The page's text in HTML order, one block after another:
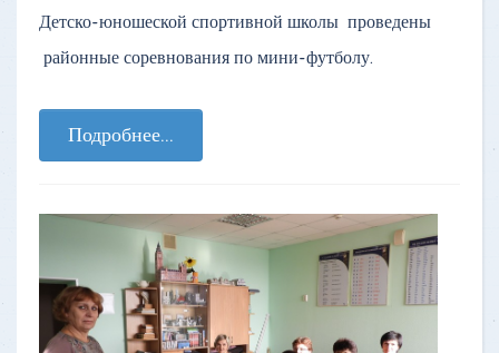
Детско-юношеской спортивной школы проведены
районные соревнования по мини-футболу.
Подробнее...